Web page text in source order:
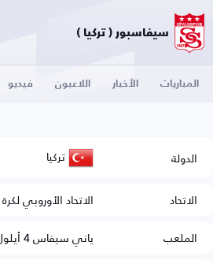
سيفاسبور ( تركيا )
المباريات الأخبار اللاعبون فيديو
الدولة تركيا
الاتحاد
الاتحاد الأوروبي
الملعب
ياني سيفاس 4 أيلول